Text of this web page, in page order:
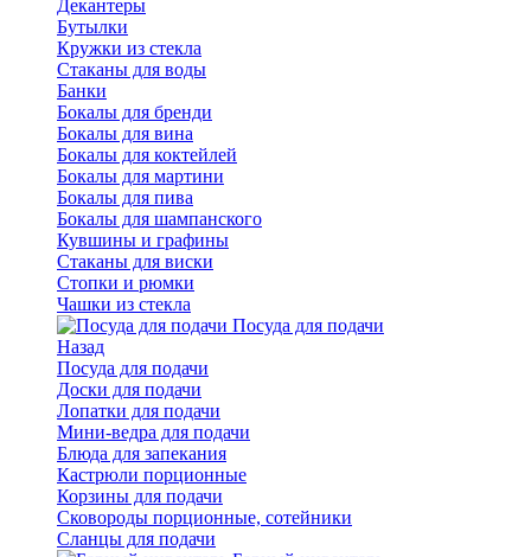
Декантеры
Бутылки
Кружки из стекла
Стаканы для воды
Банки
Бокалы для бренди
Бокалы для вина
Бокалы для коктейлей
Бокалы для мартини
Бокалы для пива
Бокалы для шампанского
Кувшины и графины
Стаканы для виски
Стопки и рюмки
Чашки из стекла
Посуда для подачи
Назад
Посуда для подачи
Доски для подачи
Лопатки для подачи
Мини-ведра для подачи
Блюда для запекания
Кастрюли порционные
Корзины для подачи
Сковороды порционные, сотейники
Сланцы для подачи